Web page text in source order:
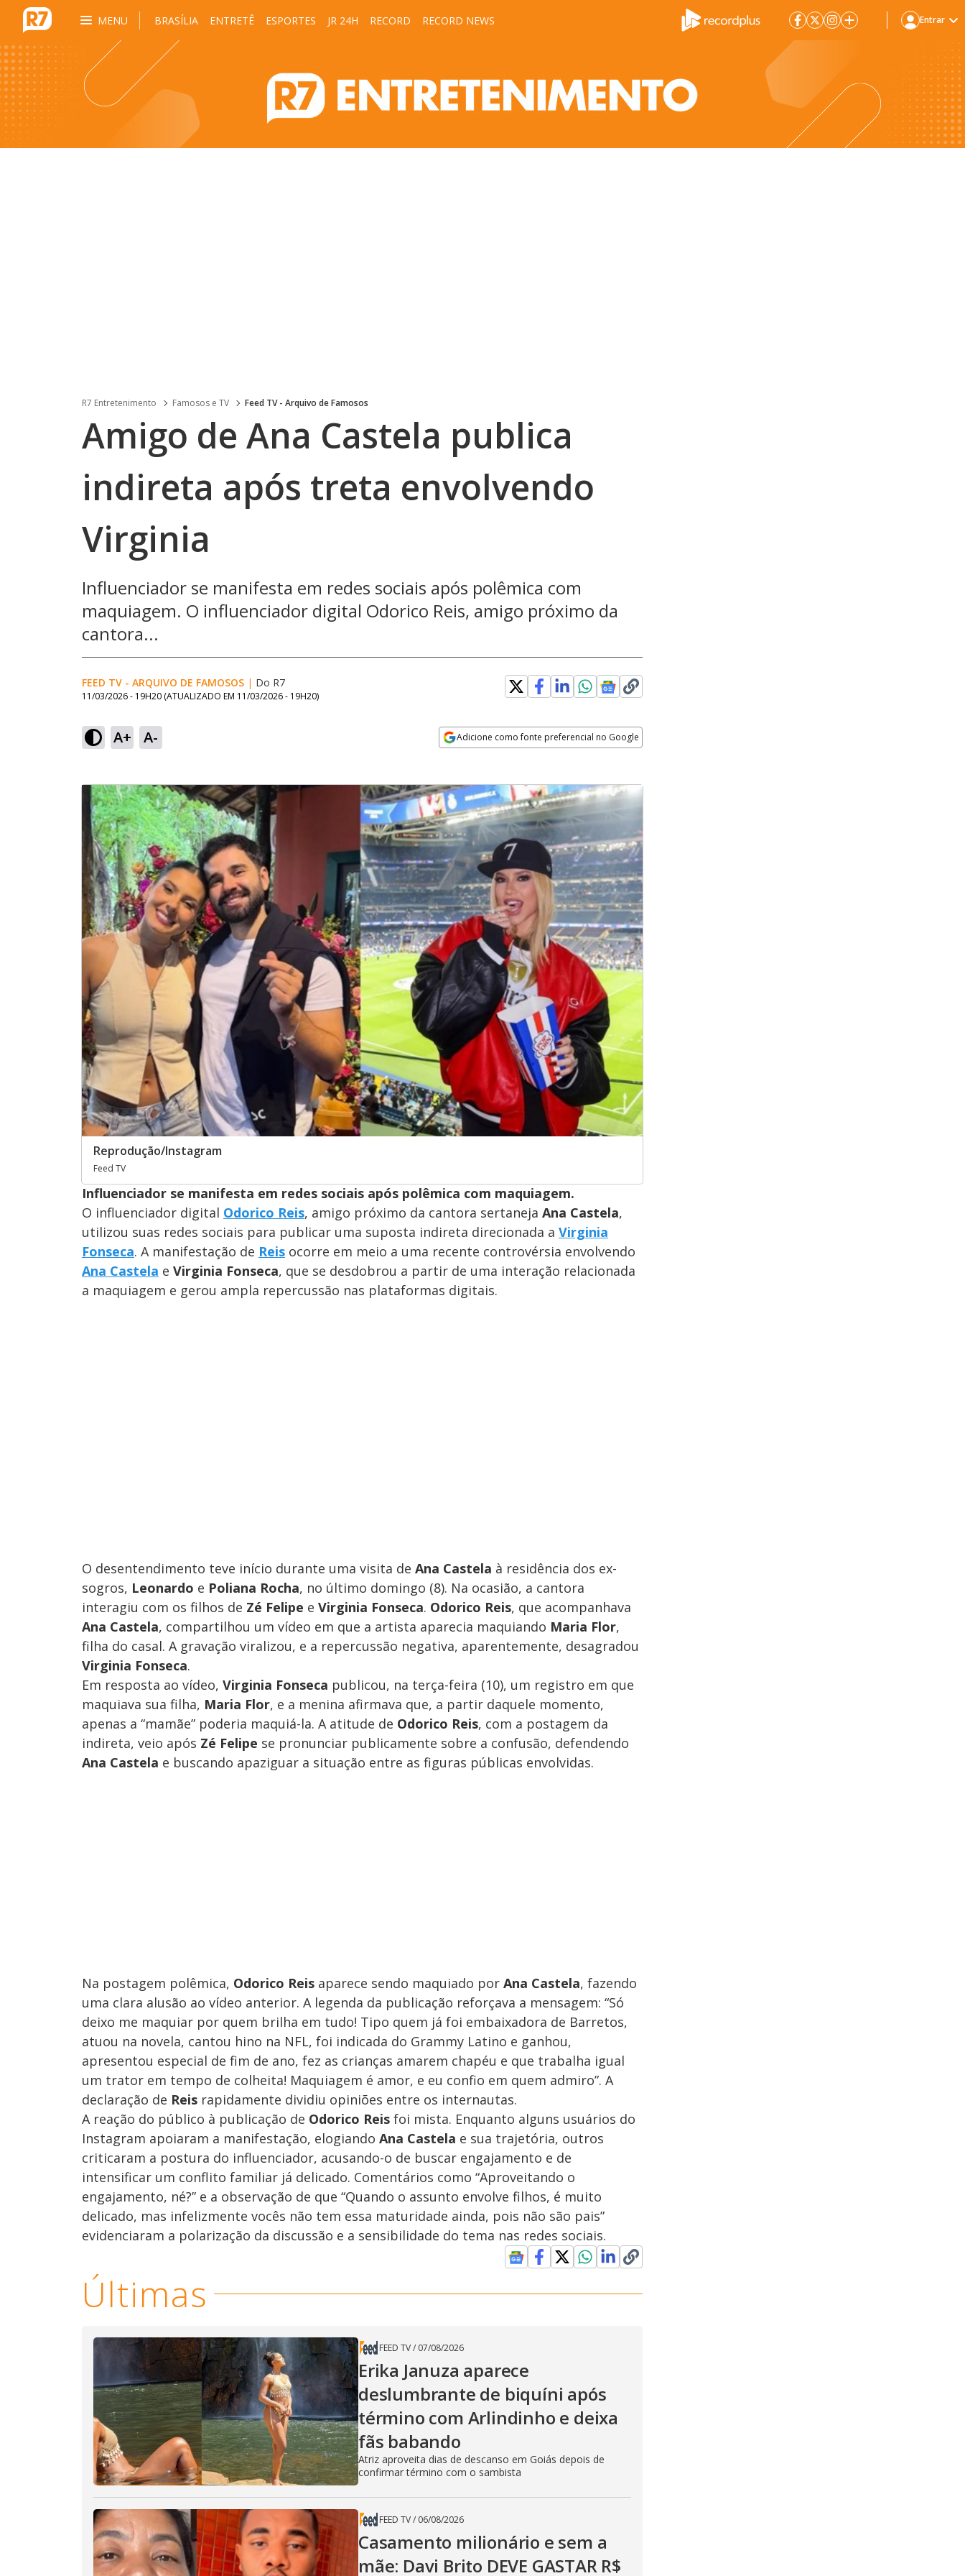
MENU BRASÍLIA ENTRETÊ ESPORTES JR 24H RECORD RECORD NEWS Entrar
R7 Entretenimento Famosos e TV Feed TV - Arquivo de Famosos
Amigo de Ana Castela publica
indireta após treta envolvendo
Virginia
Influenciador se manifesta em redes sociais após polêmica com
maquiagem. O influenciador digital Odorico Reis, amigo próximo da
cantora...
FEED TV - ARQUIVO DE FAMOSOS | Do R7
11/03/2026 - 19H20 (ATUALIZADO EM 11/03/2026 - 19H20)
A+ A- Adicione como fonte preferencial no Google
Reprodução/Instagram
Feed TV
Influenciador se manifesta em redes sociais após polêmica com maquiagem.
O influenciador digital Odorico Reis, amigo próximo da cantora sertaneja Ana Castela,
utilizou suas redes sociais para publicar uma suposta indireta direcionada a Virginia
Fonseca. A manifestação de Reis ocorre em meio a uma recente controvérsia envolvendo
Ana Castela e Virginia Fonseca, que se desdobrou a partir de uma interação relacionada
a maquiagem e gerou ampla repercussão nas plataformas digitais.
O desentendimento teve início durante uma visita de Ana Castela à residência dos ex-
sogros, Leonardo e Poliana Rocha, no último domingo (8). Na ocasião, a cantora
interagiu com os filhos de Zé Felipe e Virginia Fonseca. Odorico Reis, que acompanhava
Ana Castela, compartilhou um vídeo em que a artista aparecia maquiando Maria Flor,
filha do casal. A gravação viralizou, e a repercussão negativa, aparentemente, desagradou
Virginia Fonseca.
Em resposta ao vídeo, Virginia Fonseca publicou, na terça-feira (10), um registro em que
maquiava sua filha, Maria Flor, e a menina afirmava que, a partir daquele momento,
apenas a “mamãe” poderia maquiá-la. A atitude de Odorico Reis, com a postagem da
indireta, veio após Zé Felipe se pronunciar publicamente sobre a confusão, defendendo
Ana Castela e buscando apaziguar a situação entre as figuras públicas envolvidas.
Na postagem polêmica, Odorico Reis aparece sendo maquiado por Ana Castela, fazendo
uma clara alusão ao vídeo anterior. A legenda da publicação reforçava a mensagem: “Só
deixo me maquiar por quem brilha em tudo! Tipo quem já foi embaixadora de Barretos,
atuou na novela, cantou hino na NFL, foi indicada do Grammy Latino e ganhou,
apresentou especial de fim de ano, fez as crianças amarem chapéu e que trabalha igual
um trator em tempo de colheita! Maquiagem é amor, e eu confio em quem admiro”. A
declaração de Reis rapidamente dividiu opiniões entre os internautas.
A reação do público à publicação de Odorico Reis foi mista. Enquanto alguns usuários do
Instagram apoiaram a manifestação, elogiando Ana Castela e sua trajetória, outros
criticaram a postura do influenciador, acusando-o de buscar engajamento e de
intensificar um conflito familiar já delicado. Comentários como “Aproveitando o
engajamento, né?” e a observação de que “Quando o assunto envolve filhos, é muito
delicado, mas infelizmente vocês não tem essa maturidade ainda, pois não são pais”
evidenciaram a polarização da discussão e a sensibilidade do tema nas redes sociais.
Últimas
FEED TV/ 07/08/2026
Erika Januza aparece
deslumbrante de biquíni após
término com Arlindinho e deixa
fãs babando
Atriz aproveita dias de descanso em Goiás depois de
confirmar término com o sambista
FEED TV/ 06/08/2026
Casamento milionário e sem a
mãe: Davi Brito DEVE GASTAR R$